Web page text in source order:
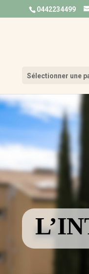
0442234499
Sélectionner une